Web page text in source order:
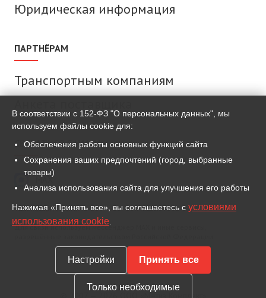
Юридическая информация
ПАРТНЁРАМ
Транспортным компаниям
СВЯЗАТЬСЯ С НАМИ
MAX
ВКонтакте
Для связи используем мессенджер MAX и иные сервисы,
© 2007 — 2026 ООО «Метиз Комплект»
В соответствии с 152-ФЗ "О персональных данных", мы
используем файлы cookie для:
Обеспечения работы основных функций сайта
Сохранения ваших предпочтений (город, выбранные
товары)
Анализа использования сайта для улучшения его работы
Нажимая «Принять все», вы соглашаетесь с условиями
использования cookie
Настройки Принять все
Только необходимые